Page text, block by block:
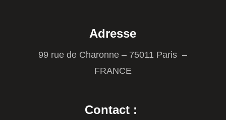
Adresse
99 rue de Charonne – 75011 Paris –
FRANCE
Contact :